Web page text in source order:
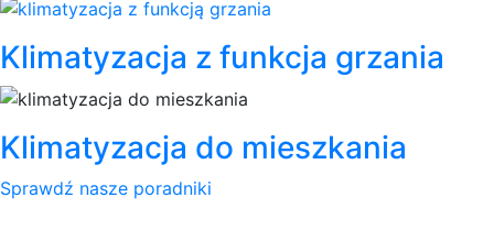
Klimatyzacja z funkcja grzania
Klimatyzacja do mieszkania
Sprawdź nasze poradniki